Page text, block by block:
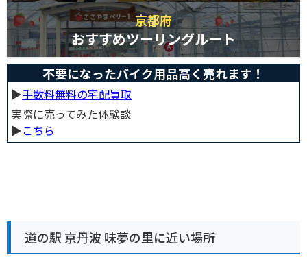
京都府
おすすめツーリングルート
不要になったバイク用品高く売れます！
▶︎手数料無料の宅配買取
実際に売ってみた体験談
▶︎こちら
道の駅 京丹波 味夢の里に近い場所